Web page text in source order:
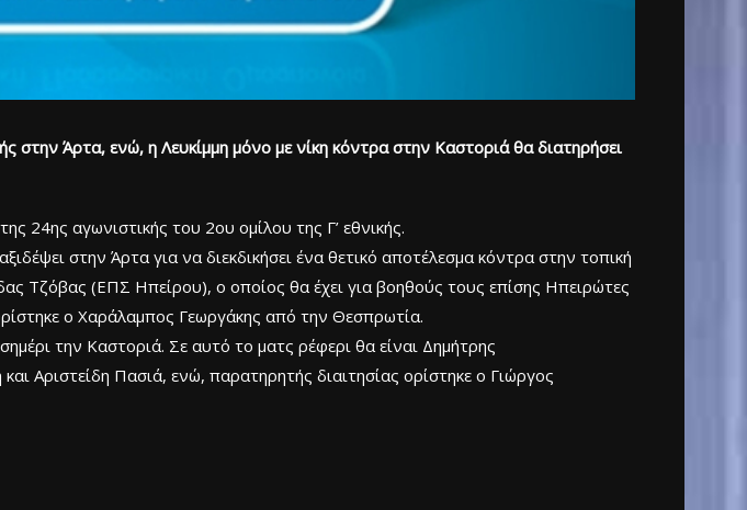
Άρτα, ενώ, η Λευκίμμη μόνο με νίκη κόντρα στην Καστοριά θα διατηρήσει
24ης αγωνιστικής του 2ου ομίλου της Γ’ εθνικής.
στην Άρτα για να διεκδικήσει ένα θετικό αποτέλεσμα κόντρα στην τοπική
Τζόβας (ΕΠΣ Ηπείρου), ο οποίος θα έχει για βοηθούς τους επίσης Ηπειρώτες
ο Χαράλαμπος Γεωργάκης από την Θεσπρωτία.
την Καστοριά. Σε αυτό το ματς ρέφερι θα είναι Δημήτρης
Αριστείδη Πασιά, ενώ, παρατηρητής διαιτησίας ορίστηκε ο Γιώργος